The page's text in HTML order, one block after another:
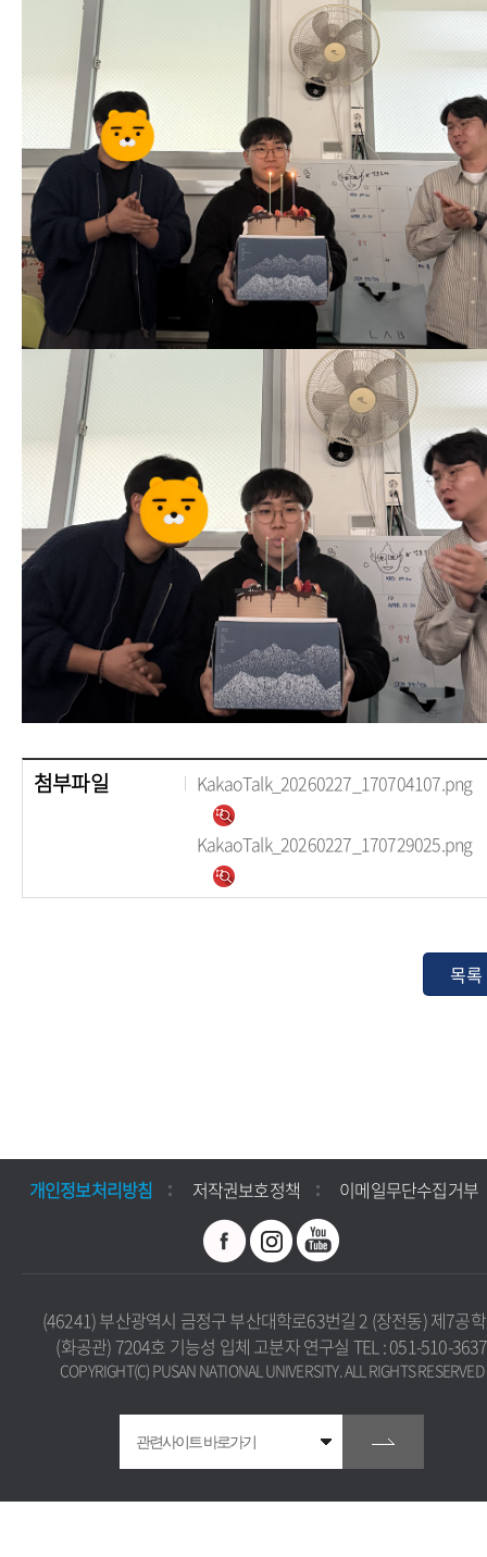
첨부파일 KakaoTalk_20260227_170704107.png
KakaoTalk_20260227_170729025.png
개인정보처리방침 저작권보호정책 이메일무단수집거부
(46241) 부산광역시 금정구 부산대학로63번길 2 (장전동) 제7공
(화공관) 7204호 기능성 입체 고분자 연구실 TEL : 051-510-3637
COPYRIGHT(C) PUSAN NATIONAL UNIVERSITY. ALL RIGHTS RESERVED